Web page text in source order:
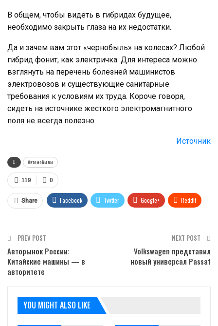
В общем, чтобы видеть в гибридах будущее,
необходимо закрыть глаза на их недостатки.
Да и зачем вам этот «чернобыль» на колесах? Любой
гибрид фонит, как электричка. Для интереса можно
взглянуть на перечень болезней машинистов
электровозов и существующие санитарные
требования к условиям их труда. Короче говоря,
сидеть на источнике жесткого электромагнитного
поля не всегда полезно.
Источник
Автомобили
0
119
Share Facebook Twitter Google+ ReddIt
PREV POST
Авторынок России:
Китайские машины — в
авторитете
NEXT POST
Volkswagen представил
новый универсал Passat
YOU MIGHT ALSO LIKE